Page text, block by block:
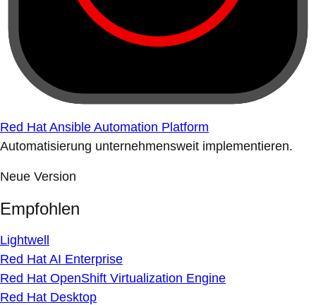
Red Hat Ansible Automation Platform
Automatisierung unternehmensweit implementieren.
Neue Version
Empfohlen
Lightwell
Red Hat AI Enterprise
Red Hat OpenShift Virtualization Engine
Red Hat Desktop